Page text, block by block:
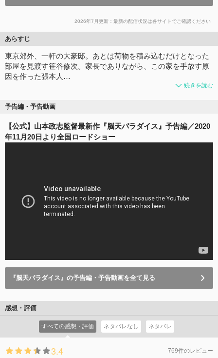
2026年7月更新：最新の配信状況は各サイトでご確認ください
あらすじ
東京郊外、一軒の大豪邸。あとは荷物を積み込むだけとなった
部屋を見渡す笹谷修次。家長でありながら、この家を手放す原
因を作った張本人…
続きを読む
予告編・予告動画
【公式】山本政志監督最新作『脳天パラダイス』予告編／2020
年11月20日より全国ロードショー
『脳天パラダイス』の予告編・予告動画を全て見る
感想・評価
すべての感想・評価 ネタバレなし ネタバレ
3.4 769件のレビュー